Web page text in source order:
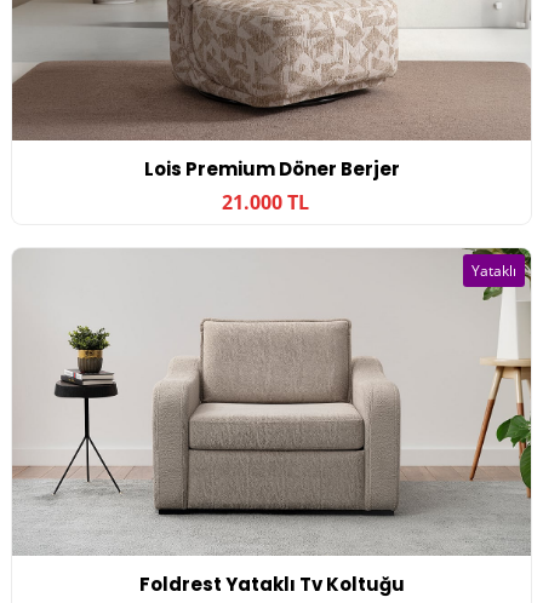
Lois Premium Döner Berjer
21.000 TL
Foldrest Yataklı Tv Koltuğu
Yataklı